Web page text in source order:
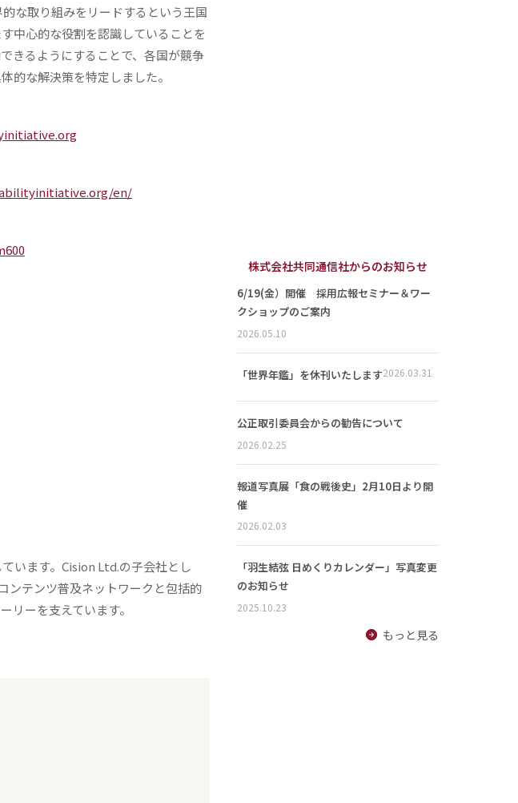
な取り組みをリードするという王国
中心的な役割を認識していることを
きるようにすることで、各国が競争
的な解決策を特定しました。
en/
います。Cision Ltd.の子会社とし
ンテンツ普及ネットワークと包括的
リーを支えています。
株式会社共同通信社からのお知らせ
6/19(金）開催 採用広報セミナー＆ワー
クショップのご案内
2026.05.10
「世界年鑑」を休刊いたします2026.03.31
公正取引委員会からの勧告について
2026.02.25
報道写真展「食の戦後史」2月10日より開
催
2026.02.03
「羽生結弦 日めくりカレンダー」写真変更
のお知らせ
2025.10.23
もっと見る